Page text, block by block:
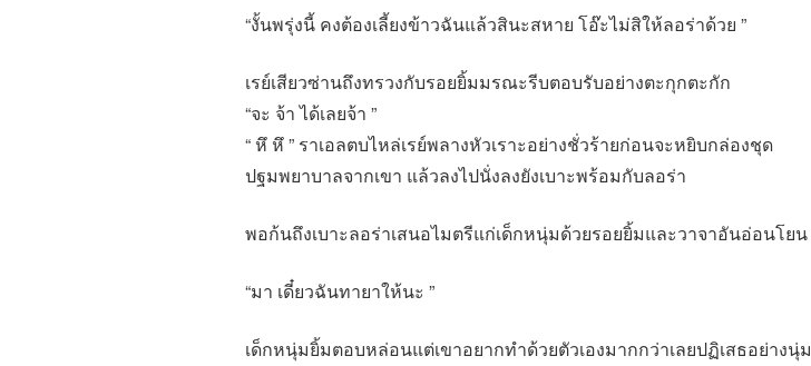
“งั้นพรุ่งนี้ คงต้องเลี้ยงข้าวฉันแล้วสินะสหาย โอ๊ะไม่สิให้ลอร่าด้วย ”
เรย์เสียวซ่านถึงทรวงกับรอยยิ้มมรณะรีบตอบรับอย่างตะกุกตะกัก
“จะ จ้า ได้เลยจ้า ”
“ หึ หึ ” ราเอลตบไหล่เรย์พลางหัวเราะอย่างชั่วร้ายก่อนจะหยิบกล่องชุด
ปฐมพยาบาลจากเขา แล้วลงไปนั่งลงยังเบาะพร้อมกับลอร่า
พอก้นถึงเบาะลอร่าเสนอไมตรีแก่เด็กหนุ่มด้วยรอยยิ้มและวาจาอันอ่อนโยน
“มา เดี๋ยวฉันทายาให้นะ ”
เด็กหนุ่มยิ้มตอบหล่อนแต่เขาอยากทำด้วยตัวเองมากกว่าเลยปฏิเสธอย่างนุ่ม